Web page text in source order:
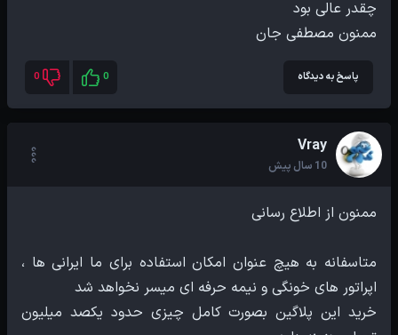
ممنون مصطفی جان
پاسخ به دیدگاه 0
0
Vray
10 سال پیش
متاسفانه به هیچ عنوان امکان استفاده برای ما ایرانی ها ،
خرید این پلاگین بصورت کامل چیزی حدود یکصد میلیون